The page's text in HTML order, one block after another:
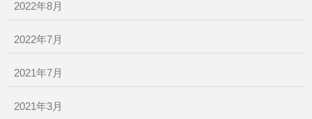
2022年8月
2022年7月
2021年7月
2021年3月